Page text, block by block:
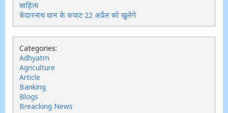
साहित्य
केदारनाथ धाम के कपाट 22 अप्रैल को खुलेंगे
Categories:
Adhyatm
Agriculture
Article
Banking
Blogs
Breacking News